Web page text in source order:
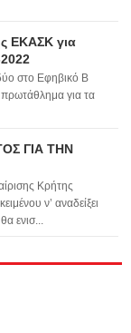
ΕΚΑΣΚ για
στο Εφηβικό Β
πρωτάθλημα για τα
ΓΙΑ ΤΗΝ
Κρήτης
ν’ αναδείξει
ενισ...